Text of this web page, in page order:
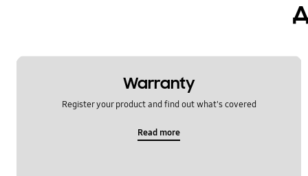
Warranty
Register your product and find out what's covered
Read more